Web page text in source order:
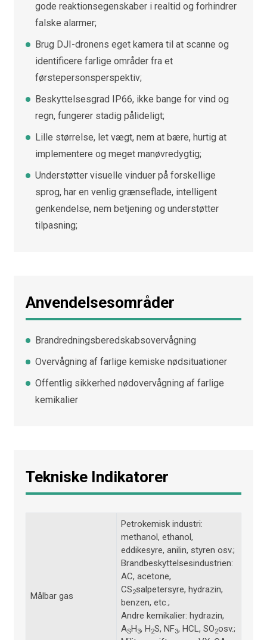
gode reaktionsegenskaber i realtid og forhindrer
falske alarmer;
Brug DJI-dronens eget kamera til at scanne og
identificere farlige områder fra et
førstepersonsperspektiv;
Beskyttelsesgrad IP66, ikke bange for vind og
regn, fungerer stadig pålideligt;
Lille størrelse, let vægt, nem at bære, hurtig at
implementere og meget manøvredygtig;
Understøtter visuelle vinduer på forskellige
sprog, har en venlig grænseflade, intelligent
genkendelse, nem betjening og understøtter
tilpasning;
Anvendelsesområder
Brandredningsberedskabsovervågning
Overvågning af farlige kemiske nødsituationer
Offentlig sikkerhed nødovervågning af farlige
kemikalier
Tekniske Indikatorer
Målbar gas
Petrokemisk industri:
methanol, ethanol,
eddikesyre, anilin, styren osv.;
Brandbeskyttelsesindustrien:
AC, acetone,
CS2salpetersyre, hydrazin,
benzen, etc.;
Andre kemikalier: hydrazin,
ASH3, H2S, NF3, HCL, SO2osv.;